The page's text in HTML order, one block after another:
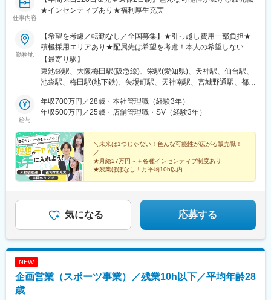
仕事内容
★インセンティブあり★福利厚生充実
勤務地
【希望を考慮／転勤なし／全国募集】★引っ越し費用一部負担★
積極採用エリアあり★配属先は希望を考慮！本人の希望しない転
勤はなし■本社東京都豊島区東池袋1-25-6PMO池袋8階■関西支社
大阪府大阪市北区茶屋町16番1号H1O梅田茶屋町606・610■中部
支店愛知県名古屋市中区栄3-8-21伊勢町平和ビル5階■九州支店福
台市宮城野区榴岡3-4-1アゼリアヒルズ3階【自社運営店舗】■テル
ル大宮店埼玉県さいたま市大宮区大門町1-24大一ビル1階■テルル
西蒲田7-48-10■テルルMEGAドン・キホーテ 三郷店埼玉県三郷市
さつき平1-1-1MAGAドン・キホーテ三郷 B1F■テルルイトーヨー
カドー横浜別所店神奈川県横浜市南区別所1-14-1イトーヨーカド
ー横浜別所店1階■テルルそよら横浜高田店神奈川県横浜市港北区
高田西1-1-47 2階■テルルアリオ鷲宮店埼玉県久喜市久本寺谷田7-
【最寄り駅】
東池袋駅、大阪梅田駅(阪急線)、栄駅(愛知県)、天神駅、仙台駅、
池袋駅、梅田駅(地下鉄)、矢場町駅、天神南駅、宮城野通駅、都電
仙台駅(地下鉄)
給与
年収700万円／28歳・本社管理職（経験3年）
年収500万円／25歳・店舗管理職・SV（経験3年）
＼未来は1つじゃない！色んな可能性が広がる販売職！
／
★月給27万円～＋各種インセンティブ制度あり
★残業ほぼなし！月平均10h以内
気になる 応募する
NEW
企画営業（スポーツ事業）／残業10h以下／平均年齢28
歳